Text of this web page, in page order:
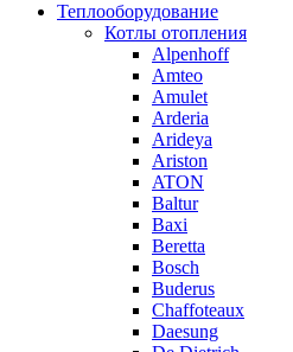
Теплооборудование
Котлы отопления
Alpenhoff
Amteo
Amulet
Arderia
Arideya
Ariston
ATON
Baltur
Baxi
Beretta
Bosch
Buderus
Chaffoteaux
Daesung